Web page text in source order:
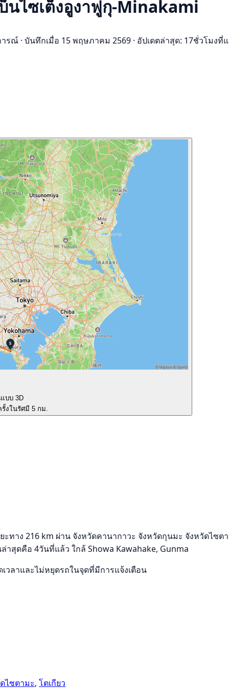
นไซเต็งอูงาฟูกุ-Minakami
ารณ์ · บันทึกเมื่อ 15 พฤษภาคม 2569 · อัปเดตล่าสุด: 17ชั่วโมงที่
บบ 3D
งในรัศมี 5 กม.
ะทาง 216 km ผ่าน จังหวัดคานากาวะ จังหวัดกุนมะ จังหวัดไซ
าสุดคือ 4วันที่แล้ว ใกล้ Showa Kawahake, Gunma
วลาและไม่หยุดรถในจุดที่มีการแจ้งเตือน
ไซตามะ, โตเกียว